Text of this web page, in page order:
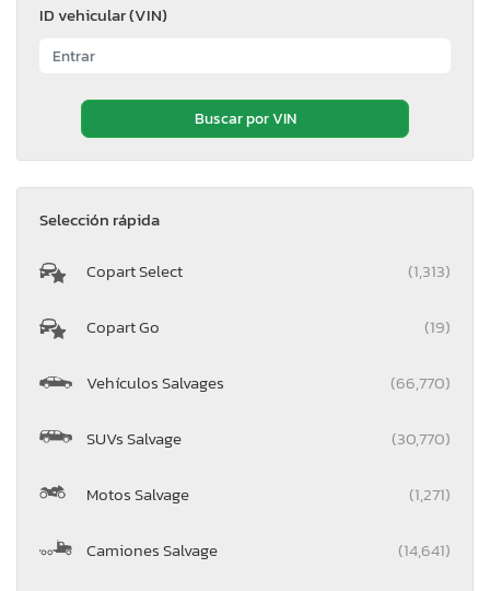
ID vehicular (VIN)
Selección rápida
Copart Select (1,313)
Copart Go (19)
Vehículos Salvages (66,770)
SUVs Salvage (30,770)
Motos Salvage (1,271)
Camiones Salvage (14,641)